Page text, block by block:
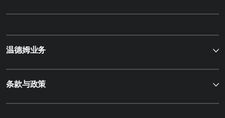
温德姆业务
条款与政策